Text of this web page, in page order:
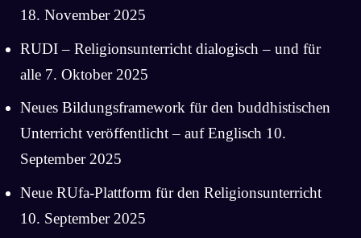
18. November 2025
RUDI – Religionsunterricht dialogisch – und für
alle 7. Oktober 2025
Neues Bildungsframework für den buddhistischen
Unterricht veröffentlicht – auf Englisch 10.
September 2025
Neue RUfa-Plattform für den Religionsunterricht
10. September 2025